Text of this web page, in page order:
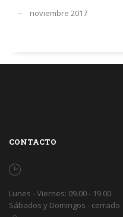
noviembre 2017
CONTACTO
Lunes - Viernes: 09.00 - 19.00
Sábados y Domingos - cerrado